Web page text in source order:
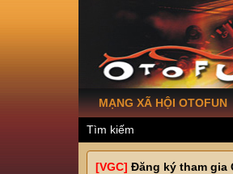
MẠNG XÃ HỘI OTOFUN
Tìm kiếm
[VGC] Đăng ký tham gia